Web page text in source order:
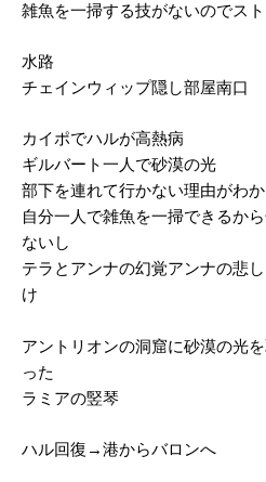
雑魚を一掃する技がないのでス
水路
チェインウィップ隠し部屋南口
カイポでハルが高熱病
ギルバート一人で砂漠の光
部下を連れて行かない理由がわ
自分一人で雑魚を一掃できるか
ないし
テラとアンナの幻覚アンナの悲
け
アントリオンの洞窟に砂漠の光
った
ラミアの竪琴
ハル回復→港からバロンへ